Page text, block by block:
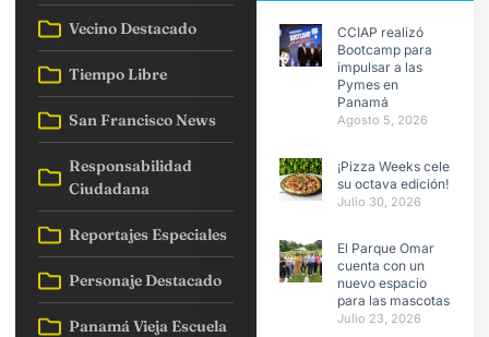
Vecino Destacado
Tiempo Libre
San Francisco News
Responsabilidad
Ciudadana
Reportajes Especiales
Personaje Destacado
Panamá Vieja Escuela
CCIAP realizó
Bootcamp para
impulsar a las
Pymes en
Panamá
Agosto 5, 2026
¡Pizza Weeks celebra
su octava edición!
Julio 30, 2026
El Parque Omar
cuenta con un
nuevo espacio
para las mascotas
Julio 23, 2026